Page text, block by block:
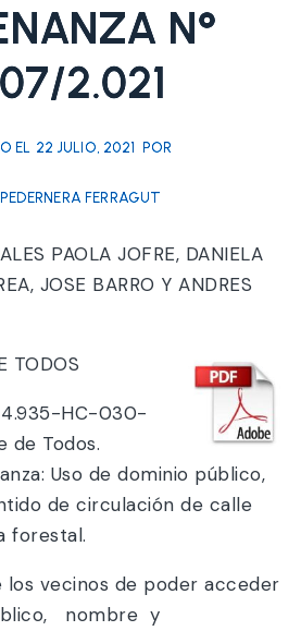
N°
2.021
EL 22 JULIO, 2021 POR
FERRAGUT
PAOLA JOFRE, DANIELA
JOSE BARRO Y ANDRES
TODOS
4.935-HC-030-
de Todos.
Uso de dominio público,
de circulación de calle
forestal.
los vecinos de poder acceder
nombre y